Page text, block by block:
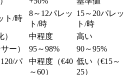
ト/時
8～12パレッ
ト/時
15～20パレッ
ト/時
中程度
高い
ー） 95～98%
90～95%
パ
中程度（€40
～60）
低い（€15～
25）